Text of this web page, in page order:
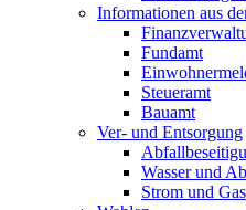
Informationen aus
Fundamt
Steueramt
Bauamt
Ver- und Entsorgung
Wasser und
Strom und Gas